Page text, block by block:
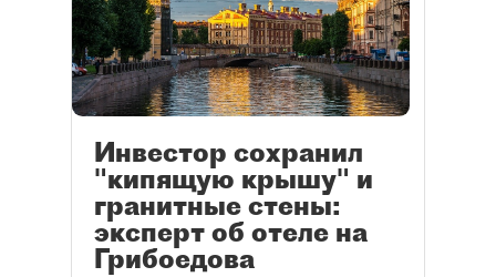
Инвестор сохранил
"кипящую крышу" и
гранитные стены:
эксперт об отеле на
Грибоедова